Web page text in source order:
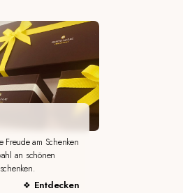
Freude am Schenken
an schönen
Entdecken